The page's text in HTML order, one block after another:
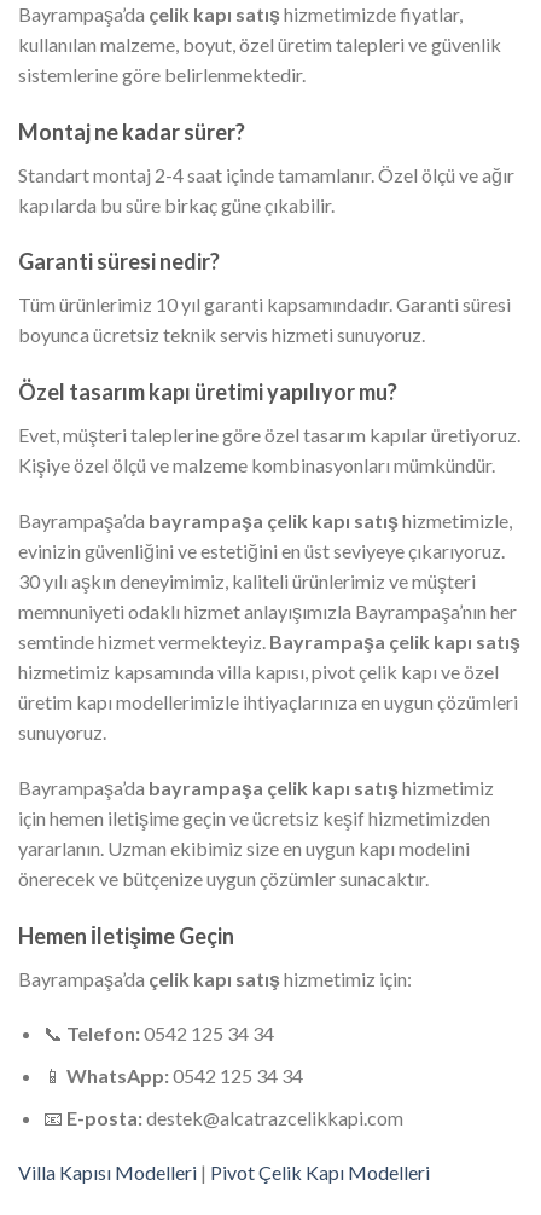
Bayrampaşa’da çelik kapı satışhizmetimizde fiyatlar,
kullanılan malzeme, boyut, özel üretim talepleri ve güvenlik
sistemlerine göre belirlenmektedir.
Montaj ne kadar sürer?
Standart montaj 2-4 saat içinde tamamlanır. Özel ölçü ve ağır
kapılarda bu süre birkaç güne çıkabilir.
Garanti süresi nedir?
Tüm ürünlerimiz 10 yıl garanti kapsamındadır. Garanti süresi
boyunca ücretsiz teknik servis hizmeti sunuyoruz.
Özel tasarım kapı üretimi yapılıyor mu?
Evet, müşteri taleplerine göre özel tasarım kapılar üretiyoruz.
Kişiye özel ölçü ve malzeme kombinasyonları mümkündür.
Bayrampaşa’da bayrampaşa çelik kapı satışhizmetimizle,
evinizin güvenliğini ve estetiğini en üst seviyeye çıkarıyoruz.
30 yılı aşkın deneyimimiz, kaliteli ürünlerimiz ve müşteri
memnuniyeti odaklı hizmet anlayışımızla Bayrampaşa’nın her
semtinde hizmet vermekteyiz. Bayrampaşa çelik kapı satış
hizmetimiz kapsamında villa kapısı, pivot çelik kapı ve özel
üretim kapı modellerimizle ihtiyaçlarınıza en uygun çözümleri
sunuyoruz.
Bayrampaşa’da bayrampaşa çelik kapı satışhizmetimiz
için hemen iletişime geçin ve ücretsiz keşif hizmetimizden
yararlanın. Uzman ekibimiz size en uygun kapı modelini
önerecek ve bütçenize uygun çözümler sunacaktır.
Hemen İletişime Geçin
Bayrampaşa’da çelik kapı satışhizmetimiz için:
📞 Telefon:0542 125 34 34
📱 WhatsApp:0542 125 34 34
📧 E-posta:destek@alcatrazcelikkapi.com
Villa Kapısı Modelleri | Pivot Çelik Kapı Modelleri